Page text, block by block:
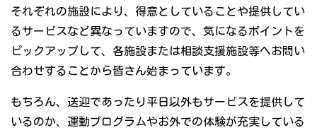
それぞれの施設により、得意としていることや提供してい
るサービスなど異なっていますので、気になるポイントを
ピックアップして、各施設または相談支援施設等へお問い
合わせすることから皆さん始まっています。
もちろん、送迎であったり平日以外もサービスを提供して
いるのか、運動プログラムやお外での体験が充実している